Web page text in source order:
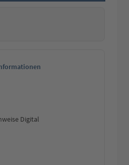
Digital